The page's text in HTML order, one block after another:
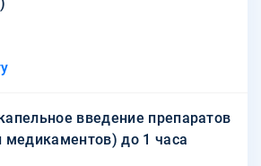
введение препаратов
медикаментов) до 1 часа